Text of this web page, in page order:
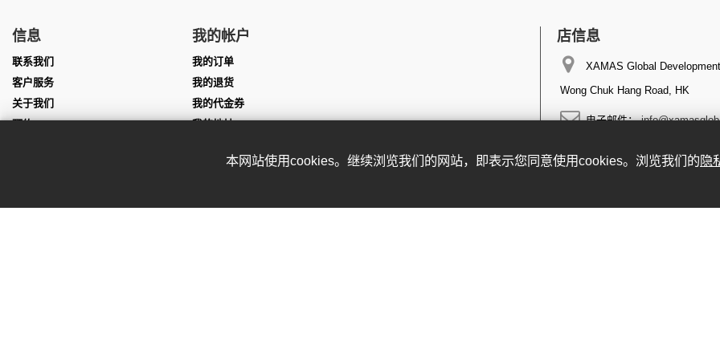
信息
联系我们
客户服务
关于我们
预约
我的帐户
我的订单
我的退货
我的代金券
我的地址
我的凭证
店信息
XAMAS Global
Wong Chuk Hang Road, HK
电子邮件：
本网站使用cookies。继续浏览我们的网站，即表示您同意使用cookies。浏览我们的隐